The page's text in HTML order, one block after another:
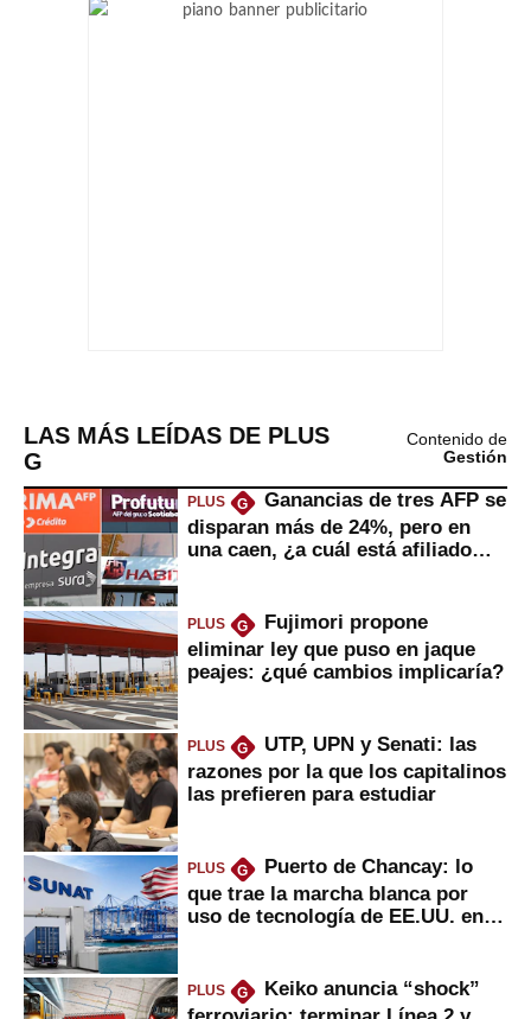
LAS MÁS LEÍDAS DE PLUS
G
Contenido de
Gestión
PLUS G
Ganancias de tres AFP se
disparan más de 24%, pero en
una caen, ¿a cuál está afiliado
PLUS G
Fujimori propone
eliminar ley que puso en jaque
peajes: ¿qué cambios implicaría?
PLUS G
UTP, UPN y Senati: las
razones por la que los capitalinos
las prefieren para estudiar
PLUS G
Puerto de Chancay: lo
que trae la marcha blanca por
uso de tecnología de EE.UU. en
PLUS G
Keiko anuncia “shock”